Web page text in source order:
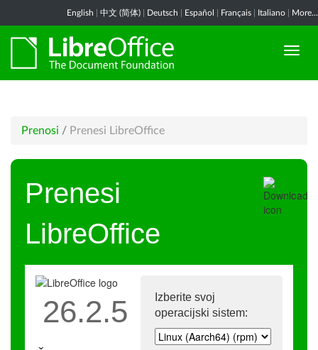
English 中文 (简体) Deutsch Español Français Italiano More...
Prenosi / Prenesi LibreOffice
Prenesi
LibreOffice
Izberite svoj
operacijski sistem:
26.2.5